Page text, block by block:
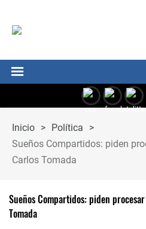
Inicio > Política
>
Sueños Compartidos: piden
Carlos Tomada
Sueños Compartidos: piden
Tomada